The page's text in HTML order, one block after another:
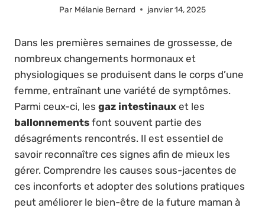
Par Mélanie Bernard janvier 14, 2025
Dans les premières semaines de grossesse, de
nombreux changements hormonaux et
physiologiques se produisent dans le corps d’une
femme, entraînant une variété de symptômes.
Parmi ceux-ci, les gaz intestinaux et les
ballonnements font souvent partie des
désagréments rencontrés. Il est essentiel de
savoir reconnaître ces signes afin de mieux les
gérer. Comprendre les causes sous-jacentes de
ces inconforts et adopter des solutions pratiques
peut améliorer le bien-être de la future maman à